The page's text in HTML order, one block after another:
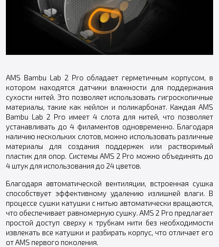
AMS Bambu Lab 2 Pro обладает герметичным корпусом, в
котором находятся датчики влажности для поддержания
сухости нитей. Это позволяет использовать гигроскопичные
материалы, такие как нейлон и поликарбонат. Каждая AMS
Bambu Lab 2 Pro имеет 4 слота для нитей, что позволяет
устанавливать до 4 филаментов одновременно. Благодаря
наличию нескольких слотов, можно использовать различные
материалы для создания поддержек или растворимый
пластик для опор. Системы AMS 2 Pro можно объединять до
4 штук для использования до 24 цветов.
Благодаря автоматической вентиляции, встроенная сушка
способствует эффективному удалению излишней влаги. В
процессе сушки катушки с нитью автоматически вращаются,
что обеспечивает равномерную сушку. AMS 2 Pro предлагает
простой доступ сверху к трубкам нити без необходимости
извлекать все катушки и разбирать корпус, что отличает его
от AMS первого поколения.